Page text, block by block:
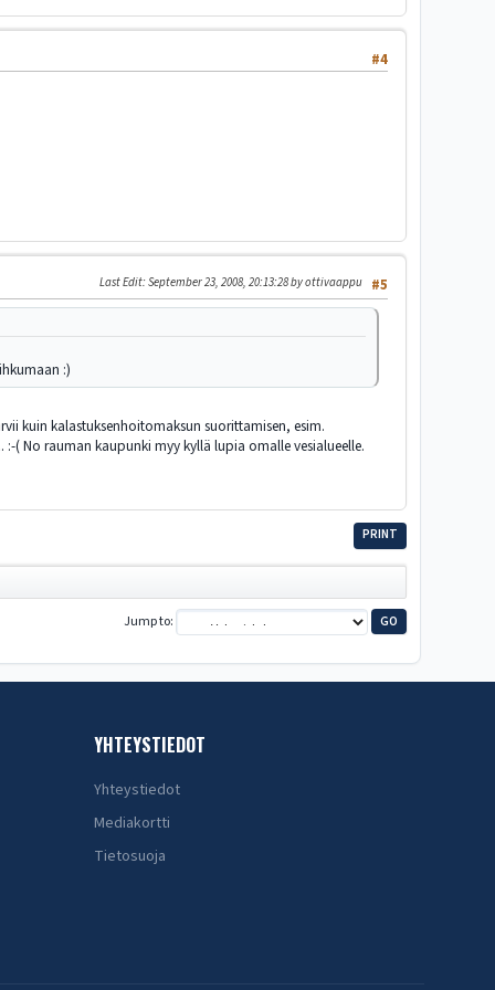
#4
#5
Last Edit: September 23, 2008, 20:13:28 by ottivaappu
:)
kuin kalastuksenhoitomaksun suorittamisen, esim.
( No rauman kaupunki myy kyllä lupia omalle vesialueelle.
PRINT
Jump to
YHTEYSTIEDOT
Yhteystiedot
Mediakortti
Tietosuoja